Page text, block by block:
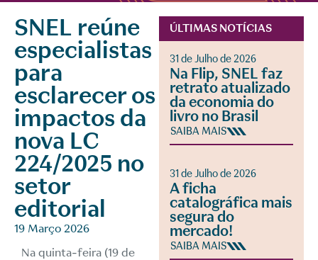
SNEL reúne
especialistas
para
esclarecer os
impactos da
nova LC
224/2025 no
setor
editorial
19 Março 2026
Na quinta-feira (19 de
ÚLTIMAS NOTÍCIAS
31 de Julho de 2026
Na Flip, SNEL faz
retrato atualizado
da economia do
livro no Brasil
SAIBA MAIS
31 de Julho de 2026
A ficha
catalográfica mais
segura do
mercado!
SAIBA MAIS